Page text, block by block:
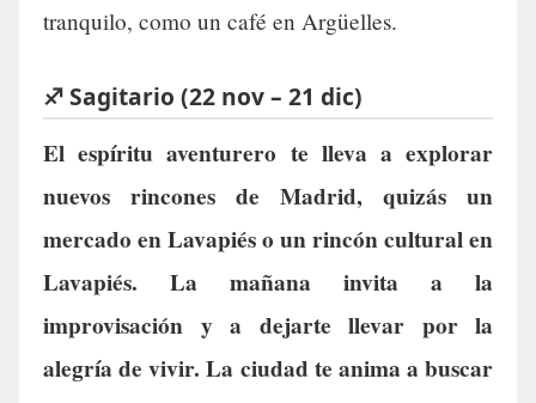
tranquilo, como un café en Argüelles.
♐ Sagitario (22 nov – 21 dic)
El espíritu aventurero te lleva a explorar
nuevos rincones de Madrid, quizás un
mercado en Lavapiés o un rincón cultural en
Lavapiés. La mañana invita a la
improvisación y a dejarte llevar por la
alegría de vivir. La ciudad te anima a buscar